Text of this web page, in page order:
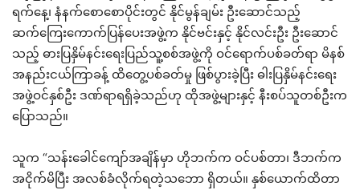
ရက်နေ့၊ နံနက်စောစောပိုင်းတွင် နိုင်မွန်ချမ်း ဦးဆောင်သည့်
ဆက်ကြေးကောက်ပြန်ပေးအဖွဲ့က နိုင်ဗင်းနှင့် နိုင်လင်းဦး ဦးဆောင်
သည့် ဓားပြနှိမ်နင်းရေးပြည်သူ့စစ်အဖွဲ့ကို ဝင်ရောက်ပစ်ခတ်ရာ မိနစ်
အနည်းငယ်ကြာခန့် ထိတွေ့ပစ်ခတ်မှု ဖြစ်ပွားခဲ့ပြီး ဓါးပြနှိမ်နင်းရေး
အဖွဲ့ဝင်နှစ်ဦး ဒဏ်ရာရရှိခဲ့သည်ဟု ထိုအဖွဲ့များနှင့် နီးစပ်သူတစ်ဦးက
ပြောသည်။
သူက “သန်းခေါင်ကျော်အချိန်မှာ ဟိုဘက်က ဝင်ပစ်တာ၊ ဒီဘက်က
အငိုက်မိပြီး အလစ်ခံလိုက်ရတဲ့သဘော ရှိတယ်။ နှစ်ယောက်ထိတာ